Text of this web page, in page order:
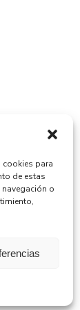
para
de estas
o